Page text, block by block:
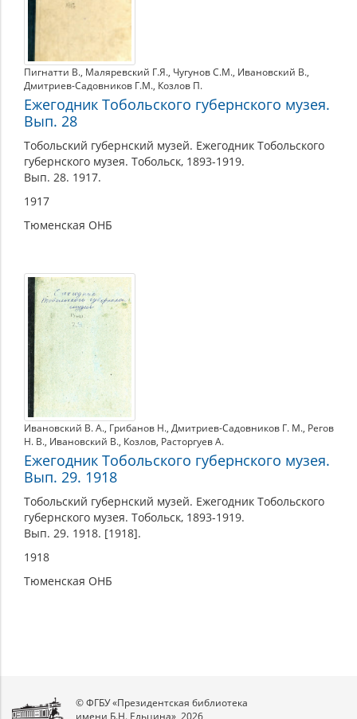
Пигнатти В., Маляревский Г.Я., Чугунов С.М., Ивановский В.,
Дмитриев-Садовников Г.М., Козлов П.
Ежегодник Тобольского губернского музея.
Вып. 28
Тобольский губернский музей. Ежегодник Тобольского
губернского музея. Тобольск, 1893-1919.
Вып. 28. 1917.
1917
Тюменская ОНБ
Ивановский В. А., Грибанов Н., Дмитриев-Садовников Г. М., Регов
Н. В., Ивановский В., Козлов, Расторгуев А.
Ежегодник Тобольского губернского музея.
Вып. 29. 1918
Тобольский губернский музей. Ежегодник Тобольского
губернского музея. Тобольск, 1893-1919.
Вып. 29. 1918. [1918].
1918
Тюменская ОНБ
© ФГБУ «Президентская библиотека
имени Б.Н. Ельцина», 2026